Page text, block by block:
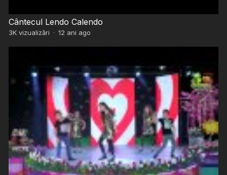
Cântecul Lendo Calendo
3Kvizualizări · 12 ani ago